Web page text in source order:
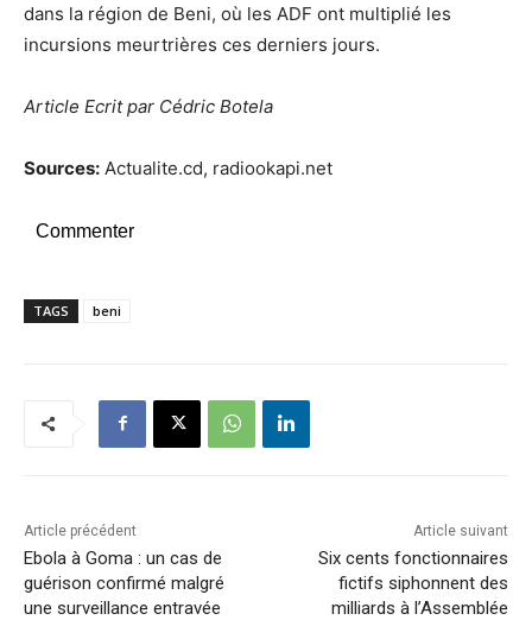
dans la région de Beni, où les ADF ont multiplié les
incursions meurtrières ces derniers jours.
Article Ecrit par Cédric Botela
Sources: Actualite.cd, radiookapi.net
Commenter
TAGS beni
Article précédent
Ebola à Goma : un cas de
guérison confirmé malgré
une surveillance entravée
Article suivant
Six cents fonctionnaires
fictifs siphonnent des
milliards à l’Assemblée